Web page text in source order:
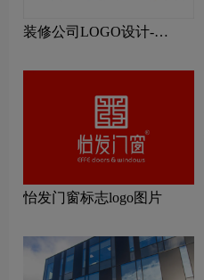
装修公司LOGO设计-
计
怡发门窗标志logo图片